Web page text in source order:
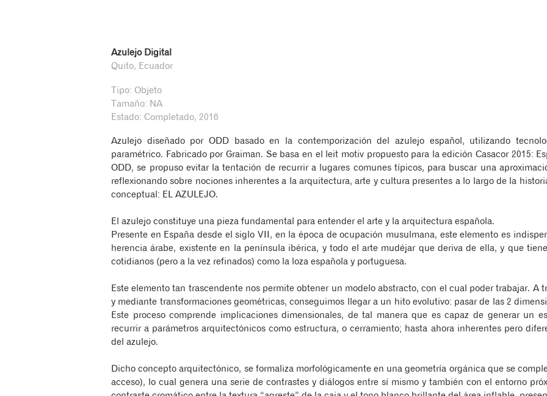
Azulejo Digital
Quito, Ecuador
Tipo: Objeto
Tamaño: NA
Estado: Completado, 2016
Azulejo diseñado por ODD basado en la contemporización del azulejo español, utilizando
paramétrico. Fabricado por Graiman. Se basa en el leit motiv propuesto para la edición Casacor 2015:
ODD, se propuso evitar la tentación de recurrir a lugares comunes típicos, para buscar una
reflexionando sobre nociones inherentes a la arquitectura, arte y cultura presentes a lo largo de la
conceptual: EL AZULEJO.
El azulejo constituye una pieza fundamental para entender el arte y la arquitectura española.
Presente en España desde el siglo VII, en la época de ocupación musulmana, este elemento es
herencia árabe, existente en la península ibérica, y todo el arte mudéjar que deriva de ella, y que
cotidianos (pero a la vez refinados) como la loza española y portuguesa.
Este elemento tan trascendente nos permite obtener un modelo abstracto, con el cual poder trabajar. A
y mediante transformaciones geométricas, conseguimos llegar a un hito evolutivo: pasar de las 2
Este proceso comprende implicaciones dimensionales, de tal manera que es capaz de generar un
recurrir a parámetros arquitectónicos como estructura, o cerramiento; hasta ahora inherentes pero
del azulejo.
Dicho concepto arquitectónico, se formaliza morfológicamente en una geometría orgánica que se
acceso), lo cual genera una serie de contrastes y diálogos entre sí mismo y también con el entorno